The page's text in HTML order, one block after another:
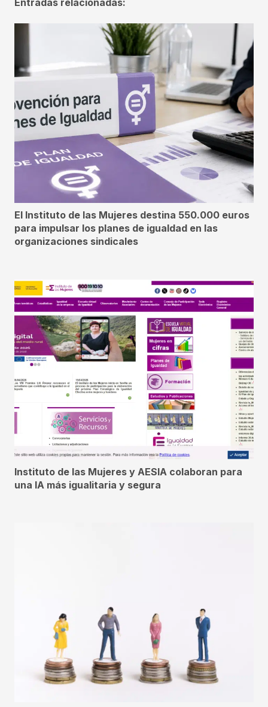
El Instituto de las Mujeres destina 550.000 euros
para impulsar los planes de igualdad en las
organizaciones sindicales
Instituto de las Mujeres y AESIA colaboran para
una IA más igualitaria y segura